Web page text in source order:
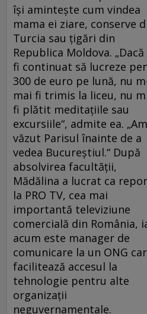
îşi aminteşte cum vindea
mama ei ziare, conserve
Turcia sau ţigări din
Republica Moldova.
fi continuat să lucreze
300 de euro pe lună, nu
mai fi trimis la liceu, nu
fi plătit meditaţiile sau
excursiile“, admite ea. „Am
văzut Parisul înainte de a
vedea Bucureştiul.“ După
absolvirea facultăţii,
Mădălina a lucrat ca
la PRO TV, cea mai
importantă televiziune
comercială din România,
acum este manager de
comunicare la un ONG
facilitează accesul la
tehnologie pentru alte
organizaţii
neguvernamentale.